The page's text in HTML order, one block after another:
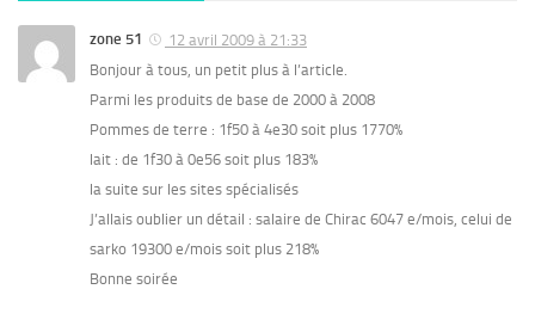
zone 51
12 avril 2009 à 21:33
Bonjour à tous, un petit plus à l’article.
Parmi les produits de base de 2000 à 2008
Pommes de terre : 1f50 à 4e30 soit plus 1770%
lait : de 1f30 à 0e56 soit plus 183%
la suite sur les sites spécialisés
J’allais oublier un détail : salaire de Chirac 6047 e/mois, celui de
sarko 19300 e/mois soit plus 218%
Bonne soirée